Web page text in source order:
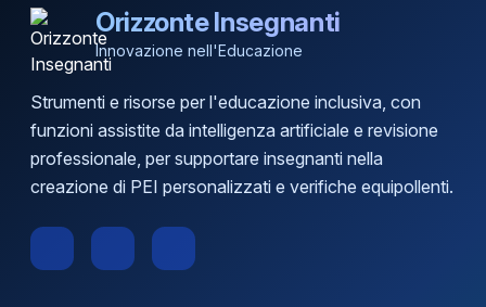
Orizzonte Insegnanti
Innovazione nell'Educazione
Strumenti e risorse per l'educazione inclusiva, con
funzioni assistite da intelligenza artificiale e revisione
professionale, per supportare insegnanti nella
creazione di PEI personalizzati e verifiche equipollenti.